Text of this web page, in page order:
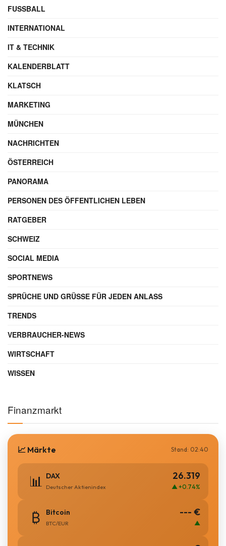
FUSSBALL
INTERNATIONAL
IT & TECHNIK
KALENDERBLATT
KLATSCH
MARKETING
MÜNCHEN
NACHRICHTEN
ÖSTERREICH
PANORAMA
PERSONEN DES ÖFFENTLICHEN LEBEN
RATGEBER
SCHWEIZ
SOCIAL MEDIA
SPORTNEWS
SPRÜCHE UND GRÜSSE FÜR JEDEN ANLASS
TRENDS
VERBRAUCHER-NEWS
WIRTSCHAFT
WISSEN
Finanzmarkt
📈 Märkte Stand: 02:40
📊 DAX
Deutscher Aktienindex
26.319
▲ +0.74%
₿ Bitcoin
BTC/EUR
--- €
▲